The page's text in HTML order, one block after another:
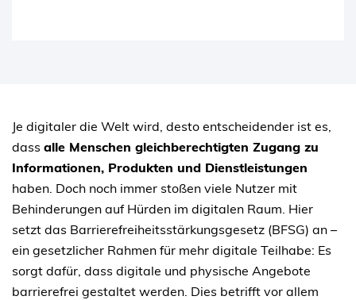
Je digitaler die Welt wird, desto entscheidender ist es,
dass alle Menschen gleichberechtigten Zugang zu
Informationen, Produkten und Dienstleistungen
haben. Doch noch immer stoßen viele Nutzer mit
Behinderungen auf Hürden im digitalen Raum. Hier
setzt das Barrierefreiheitsstärkungsgesetz (BFSG) an –
ein gesetzlicher Rahmen für mehr digitale Teilhabe: Es
sorgt dafür, dass digitale und physische Angebote
barrierefrei gestaltet werden. Dies betrifft vor allem